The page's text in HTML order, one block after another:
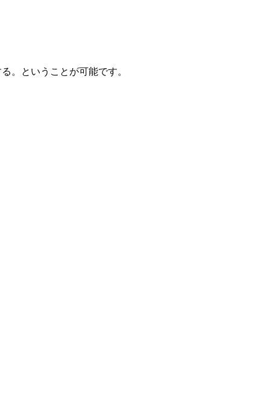
。ということが可能です。